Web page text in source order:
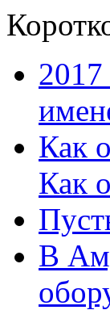
Как
Как
В